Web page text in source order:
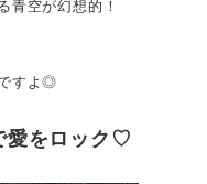
青空が幻想的！
すよ◎
愛をロック♡